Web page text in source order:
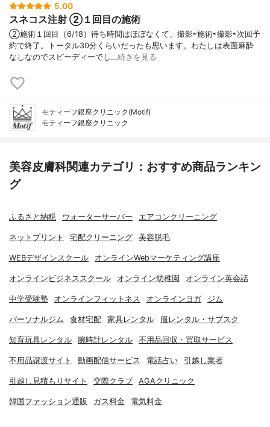
5.00
スネコス注射 ②１回目の施術
②施術１回目（6/18）待ち時間はほぼなくて、撮影⇨施術⇨撮影⇨次回予
約で終了。トータル30分くらいだったも思います。わたしは表面麻酔
なしなのでスピーディーでし…続きを見る
モティーフ銀座クリニック(Motif)
モティーフ銀座クリニック
美容皮膚科関連カテゴリ：おすすめ商品ランキン
グ
ふるさと納税 ウォーターサーバー エアコンクリーニング
ネットプリント 宅配クリーニング 美容脱毛
WEBデザインスクール オンラインWebマーケティング講座
オンラインビジネススクール オンライン幼稚園 オンライン英会話
中学受験塾 オンラインフィットネス オンラインヨガ ジム
パーソナルジム 食材宅配 家具レンタル 服レンタル・サブスク
知育玩具レンタル 腕時計レンタル 不用品回収・買取サービス
不用品譲渡サイト 動画配信サービス 電話占い 引越し業者
引越し見積もりサイト 交際クラブ AGAクリニック
韓国ファッション通販 ガス料金 電気料金